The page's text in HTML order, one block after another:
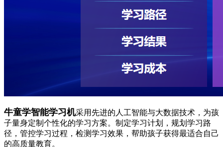
牛童学智能学习机采用先进的人工智能与大数据技术，为孩
子量身定制个性化的学习方案。制定学习计划，规划学习路
径，管控学习过程，检测学习效果，帮助孩子获得最适合自己
的高质量教育。